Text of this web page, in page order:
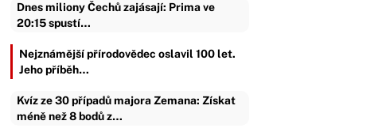
Dnes miliony Čechů zajásají: Prima ve
20:15 spustí…
Nejznámější přírodovědec oslavil 100 let.
Jeho příběh…
Kvíz ze 30 případů majora Zemana: Získat
méně než 8 bodů z…